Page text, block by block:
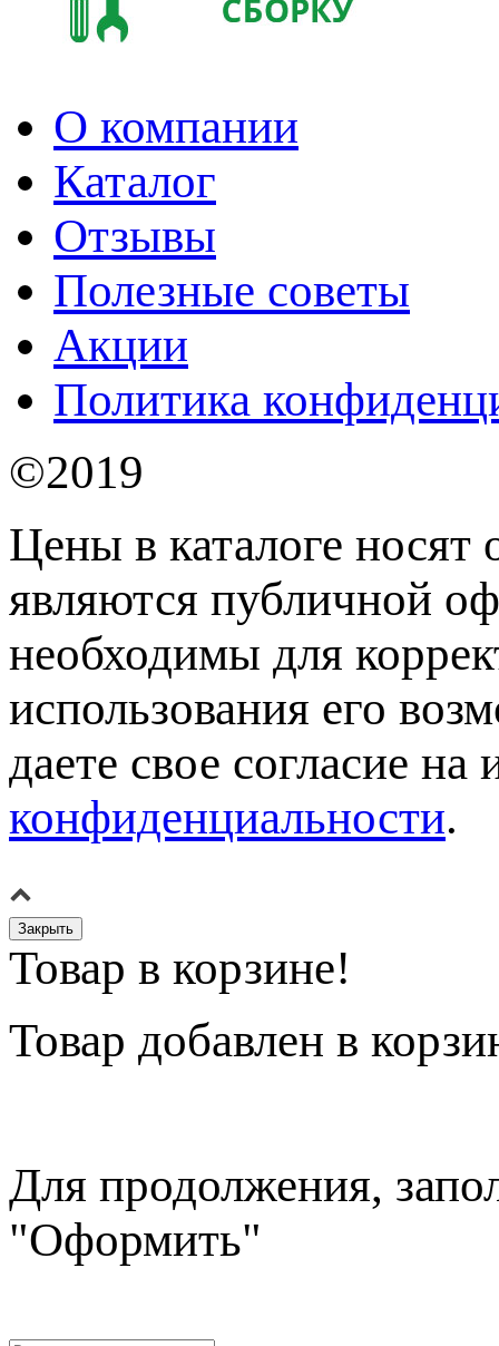
О компании
Каталог
Отзывы
Полезные советы
Акции
Политика
©2019
Цены в каталоге носят
являются публичной
необходимы для
использования его
даете свое согласие
конфиденциальности.
Закрыть
Товар в корзине!
Товар добавлен в
Для продолжения,
"Оформить"